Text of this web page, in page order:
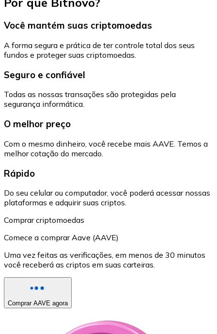
Você mantém suas criptomoedas
A forma segura e prática de ter controle total dos seus
fundos e proteger suas criptomoedas.
Seguro e confiável
Todas as nossas transações são protegidas pela
segurança informática.
O melhor preço
Com o mesmo dinheiro, você recebe mais AAVE. Temos a
melhor cotação do mercado.
Rápido
Do seu celular ou computador, você poderá acessar nossas
plataformas e adquirir suas criptos.
Comprar criptomoedas
Comece a comprar Aave (AAVE)
Uma vez feitas as verificações, em menos de 30 minutos
você receberá as criptos em suas carteiras.
Comprar AAVE agora